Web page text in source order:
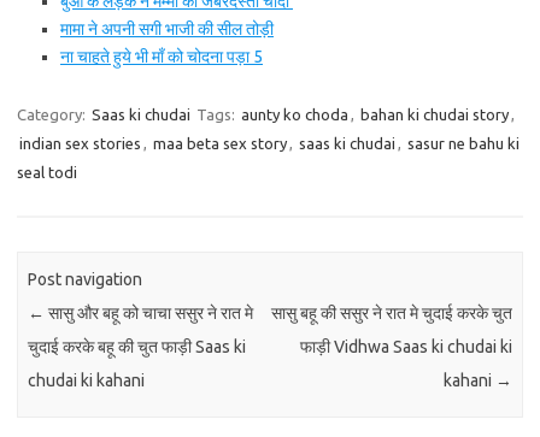
मामा ने अपनी सगी भाजी की सील तोड़ी
ना चाहते हुये भी माँ को चोदना पड़ा 5
Category: Saas ki chudai Tags: aunty ko choda , bahan ki chudai story,
indian sex stories , maa beta sex story, saas ki chudai , sasur ne bahu ki
seal todi
Post navigation
← सासु और बहू को चाचा ससुर ने रात मे
चुदाई करके बहू की चुत फाड़ी Saas ki
chudai ki kahani
सासु बहू की ससुर ने रात मे चुदाई करके चुत
फाड़ी Vidhwa Saas ki chudai ki
kahani →